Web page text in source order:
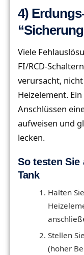
4)
Viele
FI/RCD-
verursacht,
Heizelement.
Anschlüssen
aufweisen und
lecken.
So testen Sie
Tank
Halten
Stellen
(hoher